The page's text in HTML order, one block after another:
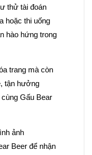
thử tài đoán
hoặc thi uống
hào hứng trong
trang mà còn
tận hưởng
Gấu Bear
ảnh
Beer để nhận